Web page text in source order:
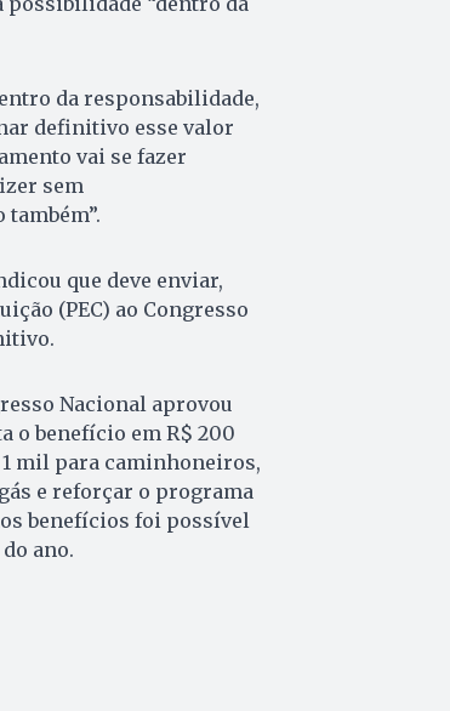
da responsabilidade,
definitivo esse valor
vai se fazer
sem
que deve enviar,
(PEC) ao Congresso
Nacional aprovou
o benefício em R$ 200
mil para caminhoneiros,
e reforçar o programa
benefícios foi possível
ano.